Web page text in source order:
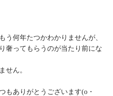
う何年たつかわかりませんが、
奢ってもらうのが当たり前にな
せん。
もありがとうございます(o・